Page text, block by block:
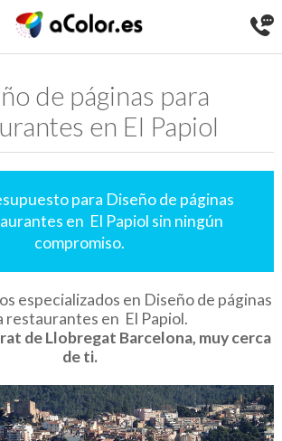
de páginas para
en El Papiol
para Diseño de páginas
en El Papiol sin ningún
compromiso.
especializados en Diseño de páginas
restaurantes en El Papiol.
de Llobregat Barcelona, muy cerca
de ti.